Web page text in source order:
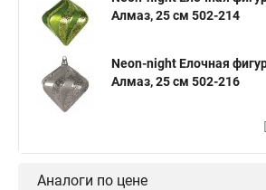
Алмаз, 25 см 502-214
Neon-night Елочная
Алмаз, 25 см 502-216
Аналоги по цене